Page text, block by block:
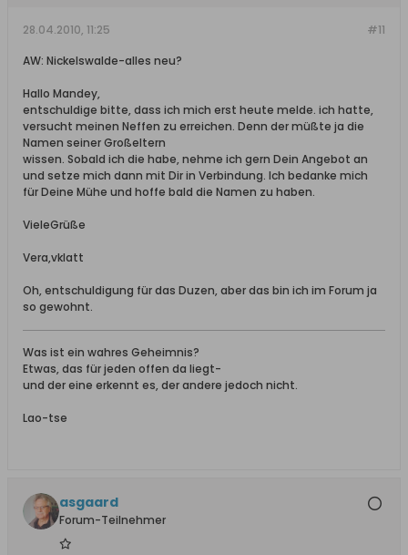
#11
28.04.2010, 11:25
AW: Nickelswalde-alles neu?
Hallo Mandey,
entschuldige bitte, dass ich mich erst heute melde. ich hatte,
versucht meinen Neffen zu erreichen. Denn der müßte ja die
Namen seiner Großeltern
wissen. Sobald ich die habe, nehme ich gern Dein Angebot an
und setze mich dann mit Dir in Verbindung. Ich bedanke mich
für Deine Mühe und hoffe bald die Namen zu haben.
VieleGrüße
Vera,vklatt
Oh, entschuldigung für das Duzen, aber das bin ich im Forum ja
so gewohnt.
Was ist ein wahres Geheimnis?
Etwas, das für jeden offen da liegt-
und der eine erkennt es, der andere jedoch nicht.
Lao-tse
asgaard
Forum-Teilnehmer